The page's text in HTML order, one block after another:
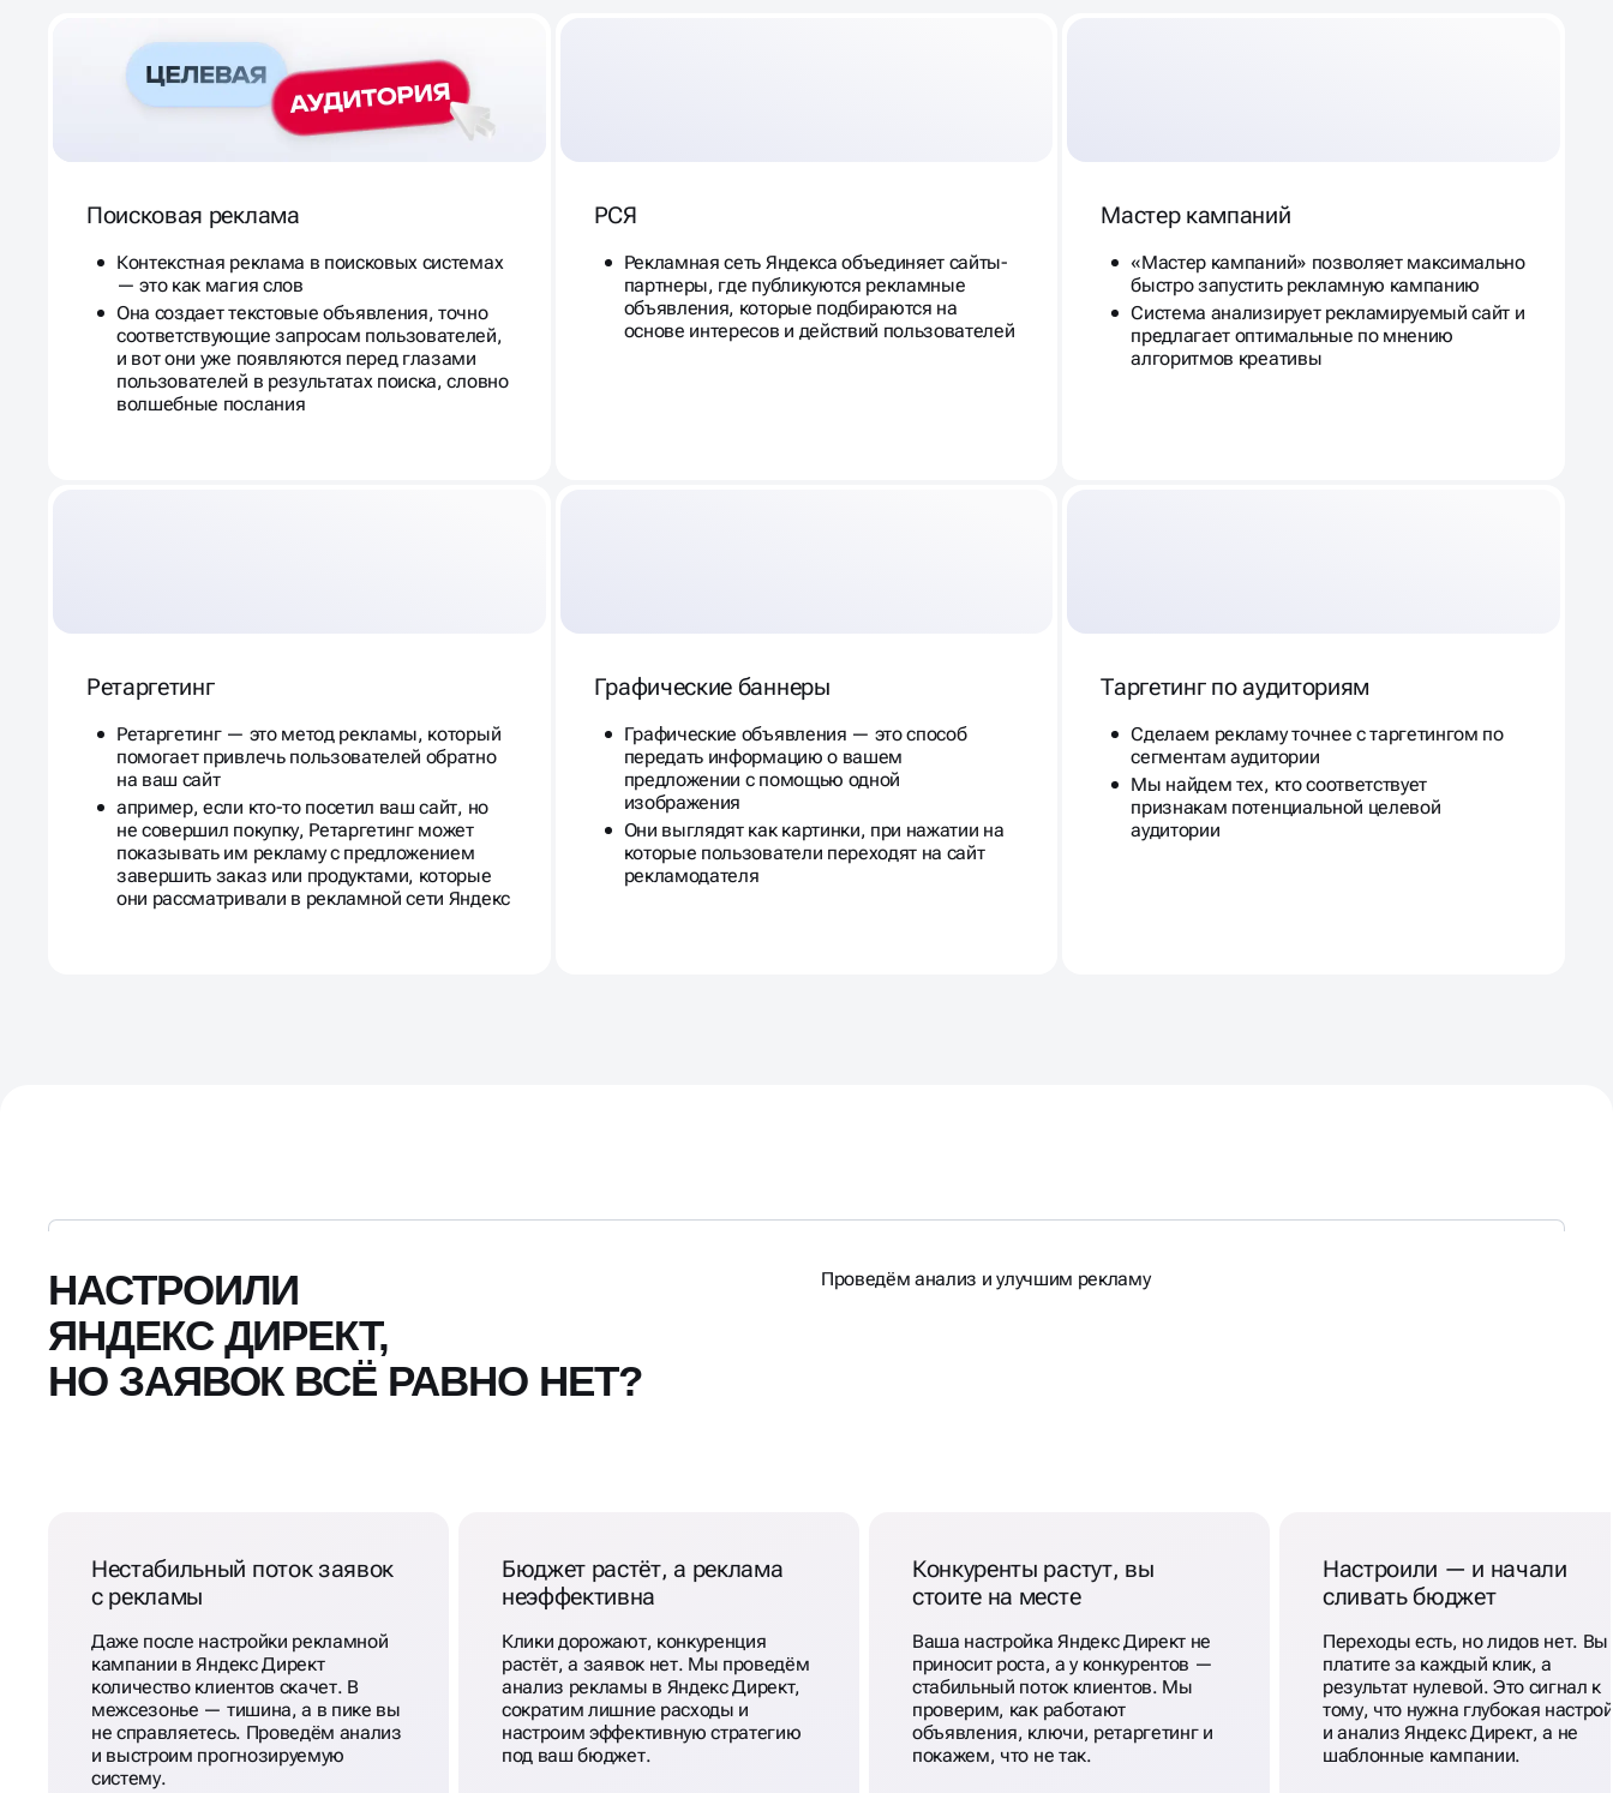
Поисковая реклама
Контекстная реклама в поисковых системах
— это как магия слов
Она создает текстовые объявления, точно
соответствующие запросам пользователей,
и вот они уже появляются перед глазами
пользователей в результатах поиска, словно
волшебные послания
РСЯ
Рекламная сеть Яндекса объединяет сайты-
партнеры, где публикуются рекламные
объявления, которые подбираются на
основе интересов и действий пользователей
Мастер кампаний
«Мастер кампаний» позволяет максимально
быстро запустить рекламную кампанию
Система анализирует рекламируемый сайт и
предлагает оптимальные по мнению
алгоритмов креативы
Ретаргетинг
Ретаргетинг — это метод рекламы, который
помогает привлечь пользователей обратно
на ваш сайт
апример, если кто-то посетил ваш сайт, но
не совершил покупку, Ретаргетинг может
показывать им рекламу с предложением
завершить заказ или продуктами, которые
они рассматривали в рекламной сети Яндекс
Графические баннеры
Графические объявления — это способ
передать информацию о вашем
предложении с помощью одной
изображения
Они выглядят как картинки, при нажатии на
которые пользователи переходят на сайт
рекламодателя
Таргетинг по аудиториям
Сделаем рекламу точнее с таргетингом по
сегментам аудитории
Мы найдем тех, кто соответствует
признакам потенциальной целевой
аудитории
НАСТРОИЛИ
ЯНДЕКС ДИРЕКТ,
НО ЗАЯВОК ВСЁ РАВНО НЕТ?
Проведём анализ и улучшим рекламу
Нестабильный поток заявок
с рекламы
Даже после настройки рекламной
кампании в Яндекс Директ
количество клиентов скачет. В
межсезонье — тишина, а в пике вы
не справляетесь. Проведём анализ
и выстроим прогнозируемую
систему.
Бюджет растёт, а реклама
неэффективна
Клики дорожают, конкуренция
растёт, а заявок нет. Мы проведём
анализ рекламы в Яндекс Директ,
сократим лишние расходы и
настроим эффективную стратегию
под ваш бюджет.
Конкуренты растут, вы
стоите на месте
Ваша настройка Яндекс Директ не
приносит роста, а у конкурентов —
стабильный поток клиентов. Мы
проверим, как работают
объявления, ключи, ретаргетинг и
покажем, что не так.
Настроили — и начали
сливать бюджет
Переходы есть, но лидов нет. Вы
платите за каждый клик, а
результат нулевой. Это сигнал к
тому, что нужна глубокая
и анализ Яндекс Директ, а не
шаблонные кампании.